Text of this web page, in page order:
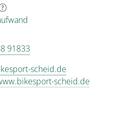
91833
scheid.de
scheid.de